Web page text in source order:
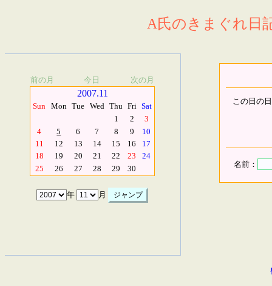
A氏のきまぐれ日
前の月 今日 次の月
2007.11
Sun Mon Tue Wed Thu Fri Sat
1
2
3
4
5 6 7 8 9
10
11
12 13 14 15 16
17
18
19 20 21 22 23
24
25
26 27 28 29 30
年 月
この日の
名前：